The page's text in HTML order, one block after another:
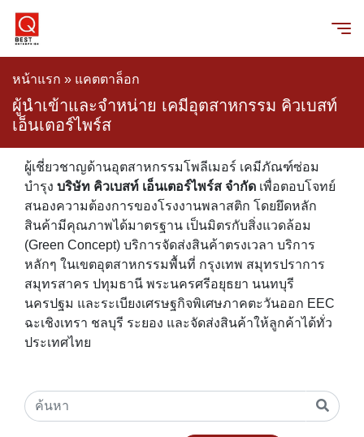
หน้าแรก » แคตตาล็อก
ผู้นำเข้าและจำหน่าย เคมีอุตสาหกรรม คิวเบสท์
เอ็นเตอร์ไพร์ส
ผู้เชี่ยวชาญด้านอุตสาหกรรมโพลีเมอร์ เคมีภัณฑ์ซ่อม
บำรุง บริษัท คิวเบสท์ เอ็นเตอร์ไพร์ส จำกัด เพื่อตอบโจทย์
สนองความต้องการของโรงงานพลาสติก โดยยึดหลัก
สินค้ามีคุณภาพได้มาตรฐาน เป็นมิตรกับสิ่งแวดล้อม
(Green Concept) บริการจัดส่งสินค้าตรงเวลา บริการ
หลักๆ ในเขตอุตสาหกรรมพื้นที่ กรุงเทพ สมุทรปราการ
สมุทรสาคร ปทุมธานี พระนครศรีอยุธยา นนทบุรี
นครปฐม และระเบียงเศรษฐกิจพิเศษภาคตะวันออก EEC
ฉะเชิงเทรา ชลบุรี ระยอง และจัดส่งสินค้าให้ลูกค้าได้ทั่ว
ประเทศไทย